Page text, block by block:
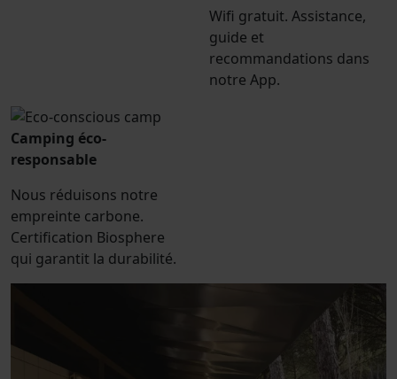
Wifi gratuit. Assistance,
guide et
recommandations dans
notre App.
Camping éco-
responsable
Nous réduisons notre
empreinte carbone.
Certification Biosphere
qui garantit la durabilité.